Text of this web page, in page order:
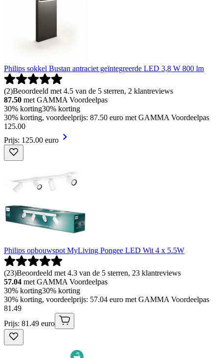
Philips sokkel Bustan antraciet geïntegreerde LED 3,8 W 800 lm
(2)Beoordeeld met 4.5 van de 5 sterren, 2 klantreviews
87.50 met GAMMA Voordeelpas
30% korting30% korting
30% korting, voordeelprijs: 87.50 euro met GAMMA Voordeelpas
125.00
Prijs: 125.00 euro
Philips opbouwspot MyLiving Pongee LED Wit 4 x 5.5W
(23)Beoordeeld met 4.3 van de 5 sterren, 23 klantreviews
57.04 met GAMMA Voordeelpas
30% korting30% korting
30% korting, voordeelprijs: 57.04 euro met GAMMA Voordeelpas
81 .49
Prijs: 81.49 euro